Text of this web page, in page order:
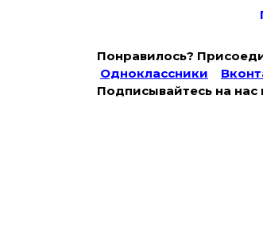
Понравилось?
Одноклассники
Подписывайтесь на наc